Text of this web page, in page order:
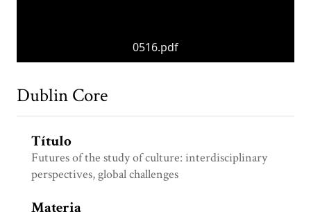
0516.pdf
Dublin Core
Título
Futures of the study of culture: interdisciplinary
perspectives, global challenges
Materia